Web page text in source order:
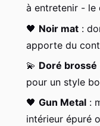
à entretenir - le
🖤 Noir mat :
apporte du
💫 Doré brossé
pour un style
🖤 Gun Metal :
intérieur épuré